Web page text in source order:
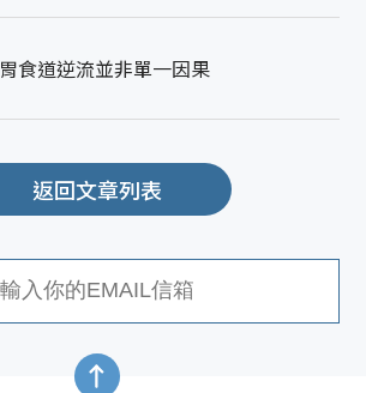
胃食道逆流並非單一因果
返回文章列表